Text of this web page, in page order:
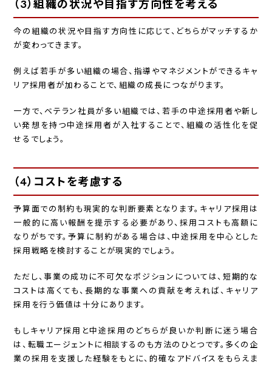
（3）組織の状況や目指す方向性を考える
今の組織の状況や目指す方向性に応じて、どちらがマッチするか
が変わってきます。
例えば若手が多い組織の場合、指導やマネジメントができるキャ
リア採用者が加わることで、組織の成長につながります。
一方で、ベテラン社員が多い組織では、若手の中途採用者や新し
い発想を持つ中途採用者が入社することで、組織の活性化を促
せるでしょう。
（4）コストを考慮する
予算面での制約も現実的な判断要素となります。キャリア採用は
一般的に高い報酬を提示する必要があり、採用コストも高額に
なりがちです。予算に制約がある場合は、中途採用を中心とした
採用戦略を検討することが現実的でしょう。
ただし、事業の成功に不可欠なポジションについては、短期的な
コストは高くても、長期的な事業への貢献を考えれば、キャリア
採用を行う価値は十分にあります。
もしキャリア採用と中途採用のどちらが良いか判断に迷う場合
は、転職エージェントに相談するのも方法のひとつです。多くの企
業の採用を支援した経験をもとに、的確なアドバイスをもらえま